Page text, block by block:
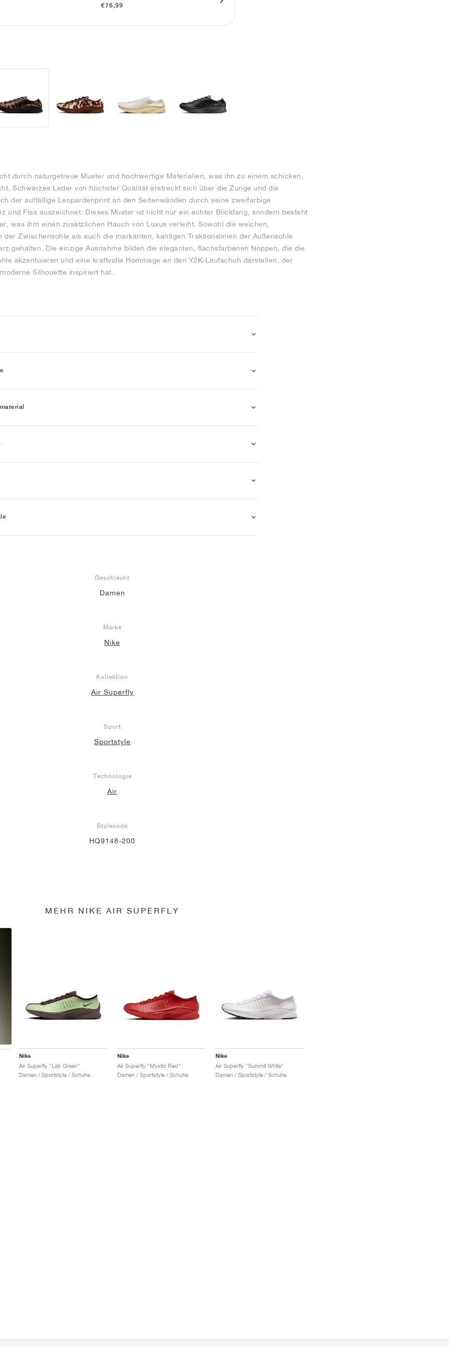
€76,99
durch naturgetreue Muster und hochwertige Materialien, was ihn zu einem schicken,
Schwarzes Leder von höchster Qualität erstreckt sich über die Zunge und die
der auffällige Leopardenprint an den Seitenwänden durch seine zweifarbige
und Flax auszeichnet. Dieses Muster ist nicht nur ein echter Blickfang, sondern besteht
was ihm einen zusätzlichen Hauch von Luxus verleiht. Sowohl die weichen,
der Zwischensohle als auch die markanten, kantigen Traktionslinien der Außensohle
gehalten. Die einzige Ausnahme bilden die eleganten, flachsfarbenen Noppen, die die
akzentuieren und eine kraftvolle Hommage an den Y2K-Laufschuh darstellen, der
Silhouette inspiriert hat.
Geschlecht
Damen
Marke
Nike
Kollektion
Air Superfly
Sport
Sportstyle
Technologie
Air
Stylecode
HQ9148-200
MEHR NIKE AIR SUPERFLY
Nike
Air Superfly "Lab Green"
Damen / Sportstyle / Schuhe
Nike
Air Superfly "Mystic Red"
Damen / Sportstyle / Schuhe
Nike
Air Superfly "Summit White"
Damen / Sportstyle / Schuhe